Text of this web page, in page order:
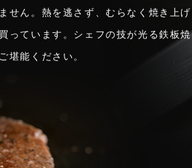
せん。熱を逃さず、むらなく焼き上げ
っています。シェフの技が光る鉄板焼
堪能ください。